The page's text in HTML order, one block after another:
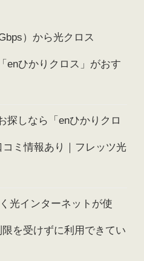
）から光クロス
enひかりクロス」がおす
探しなら「enひかりクロ
ミ情報あり｜フレッツ光
光インターネットが使
を受けずに利用できてい